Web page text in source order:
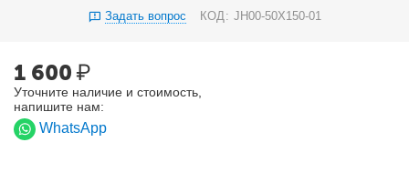
Задать вопрос КОД: JH00-50X150-01
1 600₽
Уточните наличие и стоимость,
напишите нам:
WhatsApp